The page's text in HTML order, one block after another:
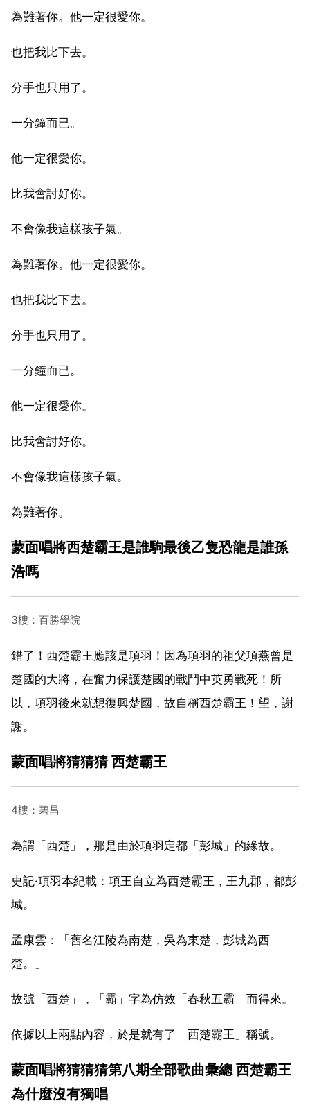
為難著你。他一定很愛你。
也把我比下去。
分手也只用了。
一分鐘而已。
他一定很愛你。
比我會討好你。
不會像我這樣孩子氣。
為難著你。他一定很愛你。
也把我比下去。
分手也只用了。
一分鐘而已。
他一定很愛你。
比我會討好你。
不會像我這樣孩子氣。
為難著你。
蒙面唱將西楚霸王是誰駒最後乙隻恐龍是誰孫
浩嗎
3樓：百勝學院
錯了！西楚霸王應該是項羽！因為項羽的祖父項燕曾是
楚國的大將，在奮力保護楚國的戰鬥中英勇戰死！所
以，項羽後來就想復興楚國，故自稱西楚霸王！望，謝
謝。
蒙面唱將猜猜猜 西楚霸王
4樓：碧昌
為謂「西楚」，那是由於項羽定都「彭城」的緣故。
史記·項羽本紀載：項王自立為西楚霸王，王九郡，都彭
城。
孟康雲：「舊名江陵為南楚，吳為東楚，彭城為西
楚。」
故號「西楚」，「霸」字為仿效「春秋五霸」而得來。
依據以上兩點內容，於是就有了「西楚霸王」稱號。
蒙面唱將猜猜猜第八期全部歌曲彙總 西楚霸王
為什麼沒有獨唱